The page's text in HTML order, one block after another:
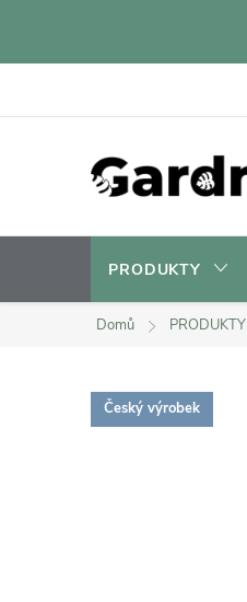
PRODUKTY
Domů PRODUKTY
Český výrobek